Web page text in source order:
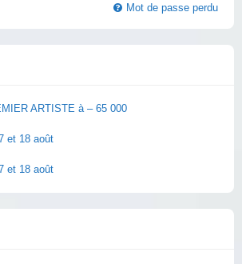
Mot de passe perdu
ARTISTE à – 65 000
et 18 août
et 18 août